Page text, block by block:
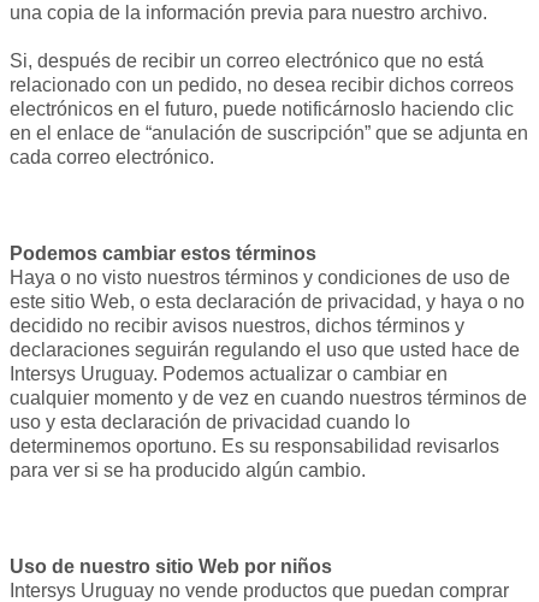
una copia de la información previa para nuestro archivo.
Si, después de recibir un correo electrónico que no está
relacionado con un pedido, no desea recibir dichos correos
electrónicos en el futuro, puede notificárnoslo haciendo clic
en el enlace de “anulación de suscripción” que se adjunta en
cada correo electrónico.
Podemos cambiar estos términos
Haya o no visto nuestros términos y condiciones de uso de
este sitio Web, o esta declaración de privacidad, y haya o no
decidido no recibir avisos nuestros, dichos términos y
declaraciones seguirán regulando el uso que usted hace de
Intersys Uruguay. Podemos actualizar o cambiar en
cualquier momento y de vez en cuando nuestros términos de
uso y esta declaración de privacidad cuando lo
determinemos oportuno. Es su responsabilidad revisarlos
para ver si se ha producido algún cambio.
Uso de nuestro sitio Web por niños
Intersys Uruguay no vende productos que puedan comprar